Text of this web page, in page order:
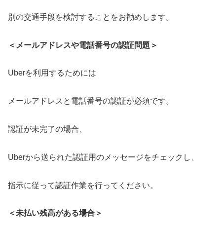
別の交通手段を検討することをお勧めします。
＜メールアドレスや電話番号の認証問題＞
Uberを利用するためには
メールアドレスと電話番号の認証が必須です。
認証が未完了の場合、
Uberから送られた認証用のメッセージをチェックし、
指示に従って認証作業を行ってください。
＜未払い残高がある場合＞